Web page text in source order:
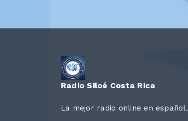
Radio Siloé Costa Rica
La mejor radio online en español.